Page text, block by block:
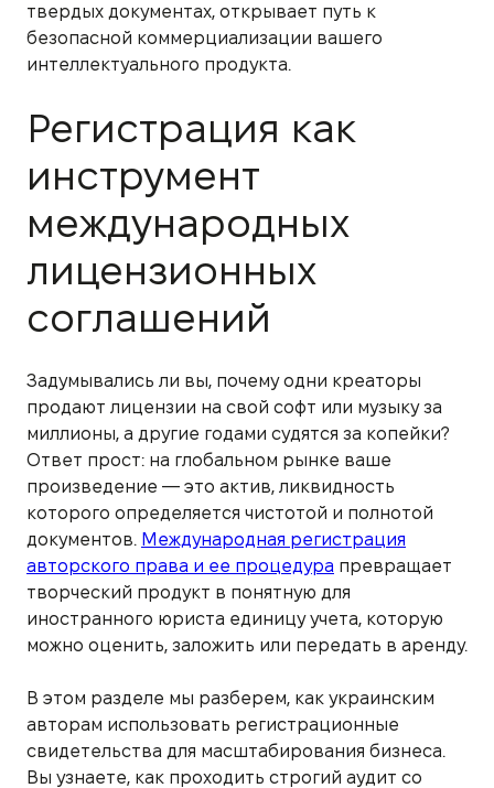
твердых документах, открывает путь к
безопасной коммерциализации вашего
интеллектуального продукта.
Регистрация как
инструмент
международных
лицензионных
соглашений
Задумывались ли вы, почему одни креаторы
продают лицензии на свой софт или музыку за
миллионы, а другие годами судятся за копейки?
Ответ прост: на глобальном рынке ваше
произведение — это актив, ликвидность
которого определяется чистотой и полнотой
документов. Международная регистрация
авторского права и ее процедура превращает
творческий продукт в понятную для
иностранного юриста единицу учета, которую
можно оценить, заложить или передать в аренду.
В этом разделе мы разберем, как украинским
авторам использовать регистрационные
свидетельства для масштабирования бизнеса.
Вы узнаете, как проходить строгий аудит со